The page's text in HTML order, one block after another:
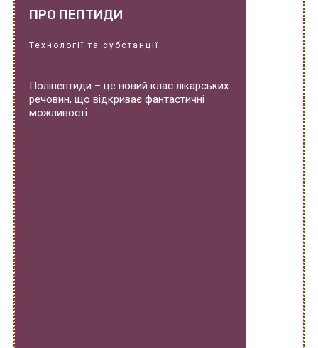
ПРО ПЕПТИДИ
Технології та субстанції
Поліпептиди – це новий клас лікарських
речовин, що відкриває фантастичні
можливості.